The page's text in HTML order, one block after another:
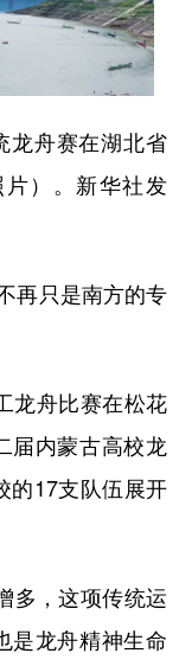
舟赛在湖北省
）。新华社发
再只是南方的专
舟比赛在松花
届内蒙古高校龙
的17支队伍展开
，这项传统运
是龙舟精神生命